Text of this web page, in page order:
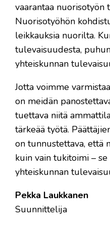
vaarantaa nuorisotyön
Nuorisotyöhön
leikkauksia nuorilta.
tulevaisuudesta,
yhteiskunnan
Jotta voimme
on meidän
tuettava niitä
tärkeää työtä.
on tunnustettava, että
kuin vain tukitoimi –
yhteiskunnan
Pekka Laukkanen
Suunnittelija